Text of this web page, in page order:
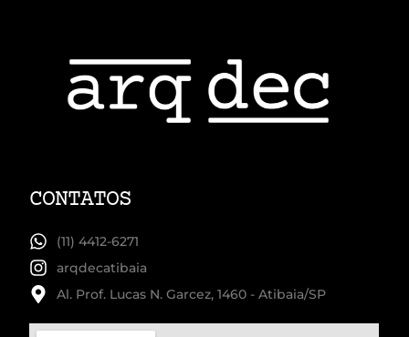
CONTATOS
(11) 4412-6271
arqdecatibaia
Al. Prof. Lucas N. Garcez, 1460 - Atibaia/SP